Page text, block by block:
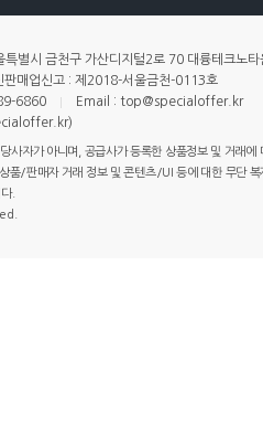
특별시 금천구 가산디지털2로 70 대륭테크노
판매업신고 : 제2018-서울금천-0113호
6860
Email : top@specialoffer.kr
사자가 아니며, 공급사가 등록한 상품정보 및 거래
품/판매자 거래 정보 및 콘텐츠/UI 등에 대한 무단
.